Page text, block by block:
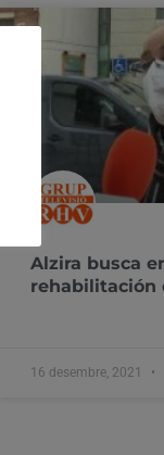
Alzira busca
rehabilitación
16 desembre, 2021